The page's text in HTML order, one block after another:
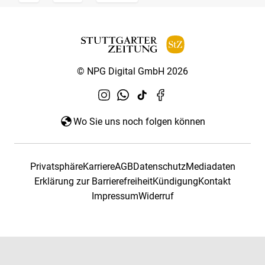
© NPG Digital GmbH 2026
Wo Sie uns noch folgen können
PrivatsphäreKarriereAGBDatenschutzMediadaten
Erklärung zur BarrierefreiheitKündigungKontakt
ImpressumWiderruf